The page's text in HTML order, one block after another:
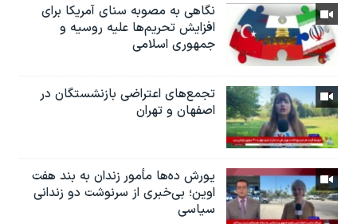
نگاهی به مصوبه سنای آمریکا برای
افزایش تحریم‌ها علیه روسیه و
جمهوری اسلامی
تجمع‌های اعتراضی بازنشستگان در
اصفهان و تهران
یورش ده‌ها مأمور زندان به بند هفت
اوین؛ بی‌خبری از سرنوشت دو زندانی
سیاسی